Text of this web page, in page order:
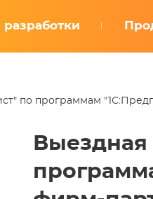
по программам
Выездная